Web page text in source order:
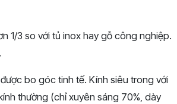
1/3 so với tủ inox hay gỗ công nghiệp.
bo góc tinh tế. Kính siêu trong với
thường (chỉ xuyên sáng 70%, dày